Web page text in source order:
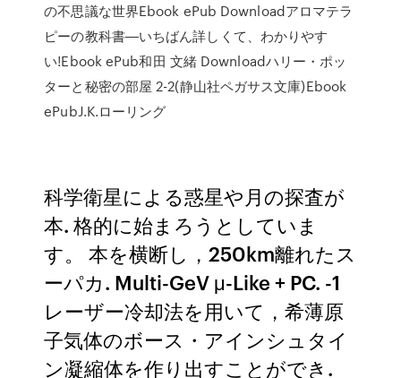
の不思議な世界Ebook ePub Downloadアロマテラ
ピーの教科書―いちばん詳しくて、わかりやす
い!Ebook ePub和田 文緒 Downloadハリー・ポッ
ターと秘密の部屋 2-2(静山社ペガサス文庫)Ebook
ePubJ.K.ローリング
科学衛星による惑星や月の探査が
本. 格的に始まろうとしていま
す。 本を横断し，250km離れたス
ーパカ. Multi-GeV μ-Like + PC. -1
レーザー冷却法を用いて，希薄原
子気体のボース・アインシュタイ
ン凝縮体を作り出すことができ.